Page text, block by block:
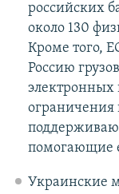
российских
около 130
Кроме того,
Россию
электронных
ограничения
помогающие
Украинские